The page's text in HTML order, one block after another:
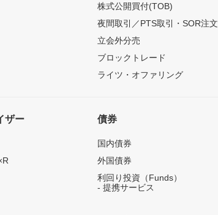
株式公開買付(TOB)
夜間取引／PTS取引・SOR注文
立会外分売
ブロックトレード
ライツ・オファリング
ザー 債券
国内債券
外国債券
利回り投資（Funds）
- 提携サービス